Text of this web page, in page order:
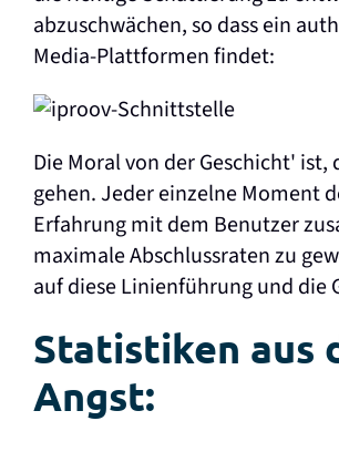
abzuschwächen, so dass ein
Media-Plattformen findet:
Die Moral von der Geschicht'
gehen. Jeder einzelne Moment
Erfahrung mit dem Benutzer
maximale Abschlussraten zu
auf diese Linienführung und
Statistiken aus
Angst: